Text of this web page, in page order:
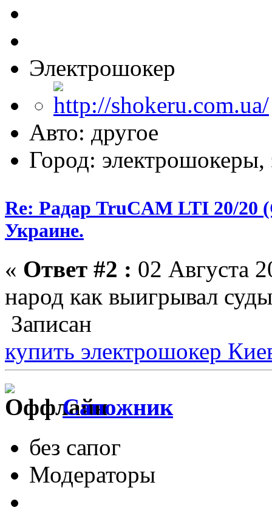
Электрошокер
Авто: другое
Город: электрошокеры,
Re: Радар TruCAM LTI 20/
Украине.
« Ответ #2 : 02 Августа
народ как выигрывал
Записан
купить электрошокер
Сапожник
без сапог
Модераторы